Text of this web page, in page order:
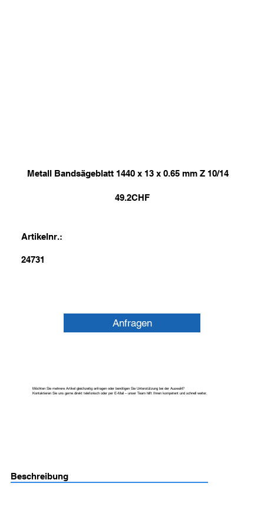
Metall Bandsägeblatt 1440 x 13 x 0.65 mm Z 10/14
49.2CHF
Artikelnr.:
24731
Anfragen
Möchten Sie mehrere Artikel gleichzeitig anfragen oder benötigen Sie Unterstützung bei der Auswahl?
Kontaktieren Sie uns gerne direkt telefonisch oder per E-Mail – unser Team hilft Ihnen kompetent und schnell weiter.
Beschreibung